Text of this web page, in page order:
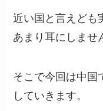
近い国と言えども
あまり耳にしませ
そこで今回は中国
していきます。